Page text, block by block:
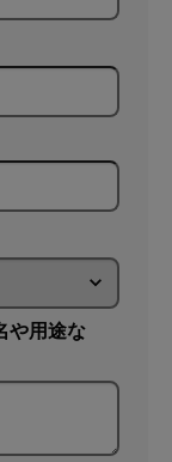
や用途な